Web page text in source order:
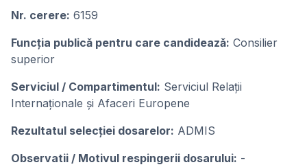
Nr. cerere: 6159
Funcţia publicǎ pentru care candideazǎ: Consilier
superior
Serviciul / Compartimentul: Serviciul Relații
Internaționale și Afaceri Europene
Rezultatul selecţiei dosarelor: ADMIS
Observatii / Motivul respingerii dosarului: -